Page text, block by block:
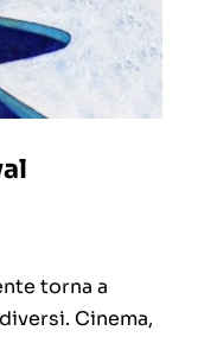
torna a
Cinema,